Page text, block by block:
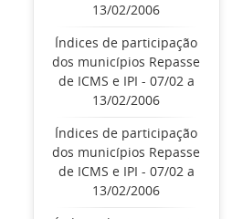
13/02/2006
Índices de participação
dos municípios Repasse
de ICMS e IPI - 07/02 a
13/02/2006
Índices de participação
dos municípios Repasse
de ICMS e IPI - 07/02 a
13/02/2006